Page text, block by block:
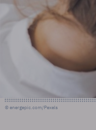
© energepic.com/Pexels